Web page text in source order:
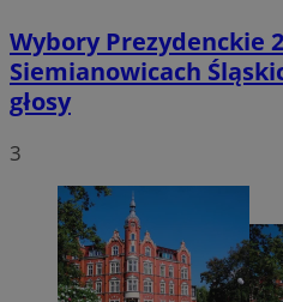
Wybory Prezydenckie
Siemianowicach
głosy
3